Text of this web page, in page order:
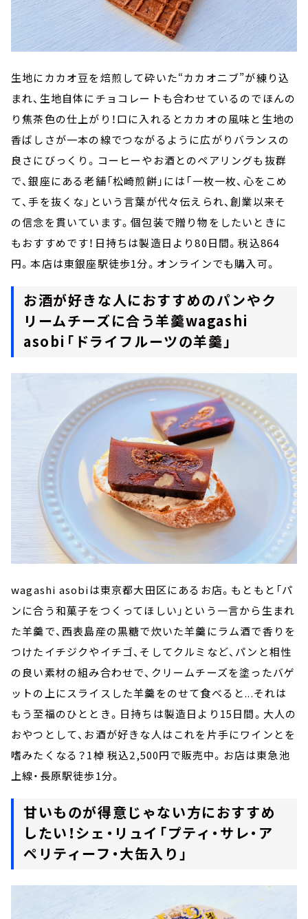
生地にカカオ豆を焙煎して砕いた“カカオニブ”が練り込
まれ、生地自体にチョコレートも合わせているのでほんの
り焦茶色の仕上がり！口に入れるとカカオの風味と生地の
香ばしさが一本の線でつながるように広がりバランスの
良さにびっくり。コーヒーやお酒とのペアリングも抜群
で、銀座にある老舗「松崎煎餅」には「一枚一枚、心をこめ
て、手を抜くな」という言葉が代々伝えられ、創業以来そ
の信念を貫いています。個包装で贈り物をしたいときに
もおすすめです！日持ちは製造日より80日間。税込864
円。本店は東銀座駅徒歩1分。オンラインでも購入可。
お酒が好きな人におすすめのパンやク
リームチーズに合う羊羹wagashi
asobi「ドライフルーツの羊羹」
wagashi asobiは東京都大田区にあるお店。もともと「パ
ンに合う和菓子をつくってほしい」という一言から生まれ
た羊羹で、西表島産の黒糖で炊いた羊羹にラム酒で香りを
つけたイチジクやイチゴ、そしてクルミなど、パンと相性
の良い素材の組み合わせで、クリームチーズを塗ったバゲ
ットの上にスライスした羊羹をのせて食べると...それは
もう至福のひととき。日持ちは製造日より15日間。大人の
おやつとして、お酒が好きな人はこれを片手にワインとを
嗜みたくなる？1棹 税込2,500円で販売中。お店は東急池
上線・長原駅徒歩1分。
甘いものが得意じゃない方におすすめ
したい！シェ・リュイ「プティ・サレ・ア
ペリティーフ・大缶入り」